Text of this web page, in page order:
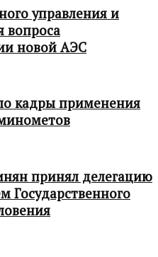
управления и
вопроса
новой АЭС
кадры применения
принял делегацию
Государственного